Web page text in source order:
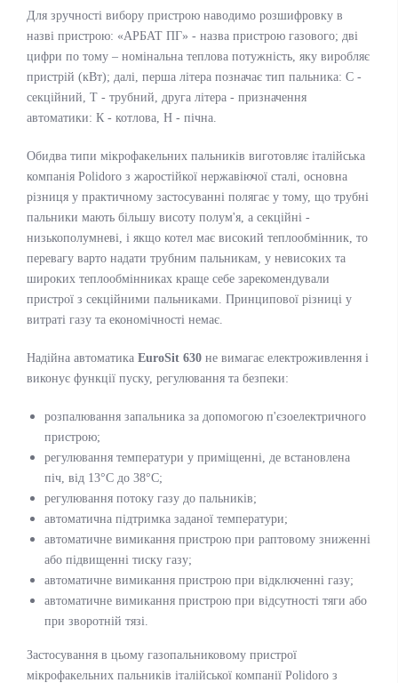
Для зручності вибору пристрою наводимо розшифровку в
назві пристрою: «АРБАТ ПГ» - назва пристрою газового; дві
цифри по тому – номінальна теплова потужність, яку виробляє
пристрій (кВт); далі, перша літера позначає тип пальника: С -
секційний, Т - трубний, друга літера - призначення
автоматики: К - котлова, Н - пічна.
Обидва типи мікрофакельних пальників виготовляє італійська
компанія Polidoro з жаростійкої нержавіючої сталі, основна
різниця у практичному застосуванні полягає у тому, що трубні
пальники мають більшу висоту полум'я, а секційні -
низькополумневі, і якщо котел має високий теплообмінник, то
перевагу варто надати трубним пальникам, у невисоких та
широких теплообмінниках краще себе зарекомендували
пристрої з секційними пальниками. Принципової різниці у
витраті газу та економічності немає.
Надійна автоматика EuroSit 630 не вимагає електроживлення і
виконує функції пуску, регулювання та безпеки:
розпалювання запальника за допомогою п'єзоелектричного
пристрою;
регулювання температури у приміщенні, де встановлена
піч, від 13°С до 38°С;
регулювання потоку газу до пальників;
автоматична підтримка заданої температури;
автоматичне вимикання пристрою при раптовому зниженні
або підвищенні тиску газу;
автоматичне вимикання пристрою при відключенні газу;
автоматичне вимикання пристрою при відсутності тяги або
при зворотній тязі.
Застосування в цьому газопальниковому пристрої
мікрофакельних пальників італійської компанії Polidoro з